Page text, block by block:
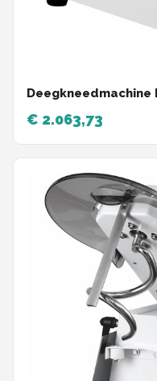
Deegkneedmachine
€ 2.063,73